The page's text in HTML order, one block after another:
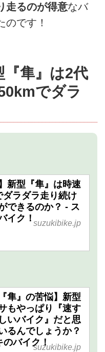
走るのが得意なバ
のです！
『隼』は2代
でダラ
新型『隼』は時速
ラダラ走り続け
できるのか？ - ス
イク！ suzukibike.jp
隼』の苦悩】新型
もやっぱり『速す
いバイク』だと思
るんでしょうか？
バイク！suzukibike.jp